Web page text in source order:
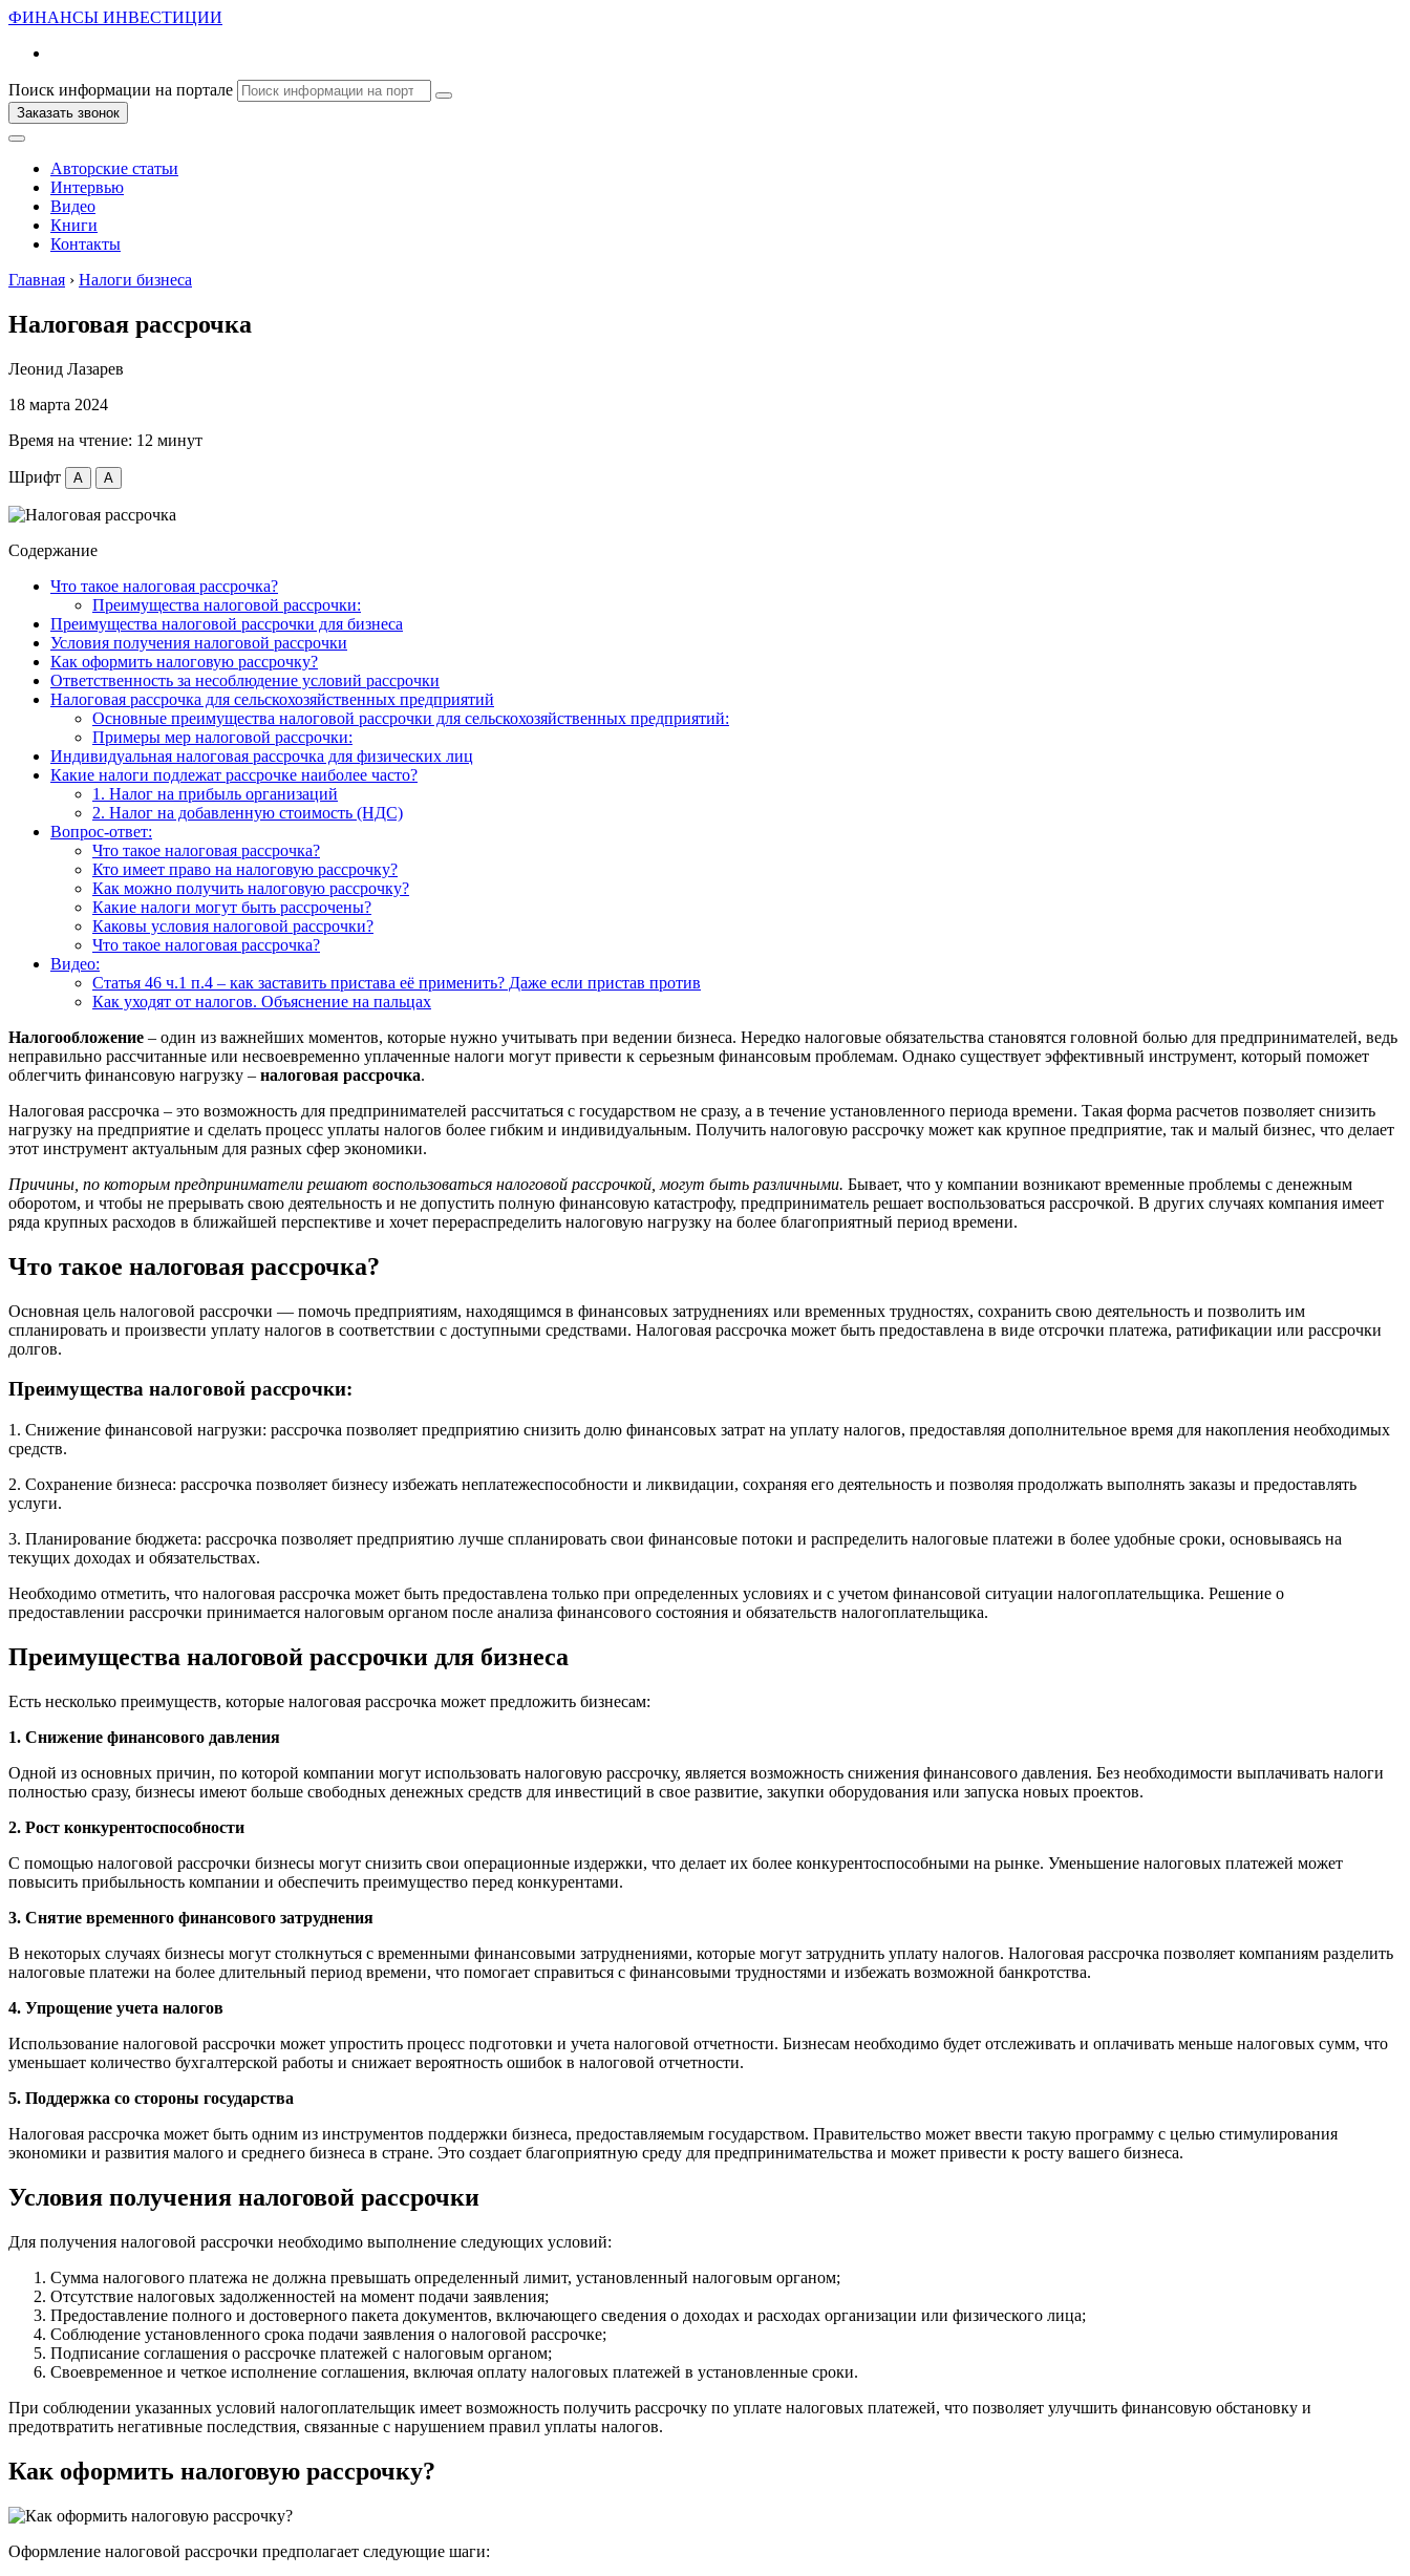
ФИНАНСЫ ИНВЕСТИЦИИ
Поиск информации на портале
Заказать звонок
Авторские статьи
Интервью
Видео
Книги
Контакты
Главная › Налоги бизнеса
Налоговая рассрочка
Леонид Лазарев
18 марта 2024
Время на чтение: 12 минут
Шрифт A A
Содержание
Что такое налоговая рассрочка?
Преимущества налоговой рассрочки:
Преимущества налоговой рассрочки для бизнеса
Условия получения налоговой рассрочки
Как оформить налоговую рассрочку?
Ответственность за несоблюдение условий рассрочки
Налоговая рассрочка для сельскохозяйственных предприятий
Основные преимущества налоговой рассрочки для сельскохозяйственных предприятий:
Примеры мер налоговой рассрочки:
Индивидуальная налоговая рассрочка для физических лиц
Какие налоги подлежат рассрочке наиболее часто?
1. Налог на прибыль организаций
2. Налог на добавленную стоимость (НДС)
Вопрос-ответ:
Что такое налоговая рассрочка?
Кто имеет право на налоговую рассрочку?
Как можно получить налоговую рассрочку?
Какие налоги могут быть рассрочены?
Каковы условия налоговой рассрочки?
Что такое налоговая рассрочка?
Видео:
Статья 46 ч.1 п.4 – как заставить пристава её применить? Даже если пристав против
Как уходят от налогов. Объяснение на пальцах
Налогообложение – один из важнейших моментов, которые нужно учитывать при ведении бизнеса. Нередко налоговые обязательства становятся головной болью для предпринимателей, ведь
неправильно рассчитанные или несвоевременно уплаченные налоги могут привести к серьезным финансовым проблемам. Однако существует эффективный инструмент, который поможет
облегчить финансовую нагрузку – налоговая рассрочка.
Налоговая рассрочка – это возможность для предпринимателей рассчитаться с государством не сразу, а в течение установленного периода времени. Такая форма расчетов позволяет снизить
нагрузку на предприятие и сделать процесс уплаты налогов более гибким и индивидуальным. Получить налоговую рассрочку может как крупное предприятие, так и малый бизнес, что делает
этот инструмент актуальным для разных сфер экономики.
Причины, по которым предприниматели решают воспользоваться налоговой рассрочкой, могут быть различными. Бывает, что у компании возникают временные проблемы с денежным
оборотом, и чтобы не прерывать свою деятельность и не допустить полную финансовую катастрофу, предприниматель решает воспользоваться рассрочкой. В других случаях компания имеет
ряда крупных расходов в ближайшей перспективе и хочет перераспределить налоговую нагрузку на более благоприятный период времени.
Что такое налоговая рассрочка?
Основная цель налоговой рассрочки — помочь предприятиям, находящимся в финансовых затруднениях или временных трудностях, сохранить свою деятельность и позволить им
спланировать и произвести уплату налогов в соответствии с доступными средствами. Налоговая рассрочка может быть предоставлена в виде отсрочки платежа, ратификации или рассрочки
долгов.
Преимущества налоговой рассрочки:
1. Снижение финансовой нагрузки: рассрочка позволяет предприятию снизить долю финансовых затрат на уплату налогов, предоставляя дополнительное время для накопления необходимых
средств.
2. Сохранение бизнеса: рассрочка позволяет бизнесу избежать неплатежеспособности и ликвидации, сохраняя его деятельность и позволяя продолжать выполнять заказы и предоставлять
услуги.
3. Планирование бюджета: рассрочка позволяет предприятию лучше спланировать свои финансовые потоки и распределить налоговые платежи в более удобные сроки, основываясь на
текущих доходах и обязательствах.
Необходимо отметить, что налоговая рассрочка может быть предоставлена только при определенных условиях и с учетом финансовой ситуации налогоплательщика. Решение о
предоставлении рассрочки принимается налоговым органом после анализа финансового состояния и обязательств налогоплательщика.
Преимущества налоговой рассрочки для бизнеса
Есть несколько преимуществ, которые налоговая рассрочка может предложить бизнесам:
1. Снижение финансового давления
Одной из основных причин, по которой компании могут использовать налоговую рассрочку, является возможность снижения финансового давления. Без необходимости выплачивать налоги
полностью сразу, бизнесы имеют больше свободных денежных средств для инвестиций в свое развитие, закупки оборудования или запуска новых проектов.
2. Рост конкурентоспособности
С помощью налоговой рассрочки бизнесы могут снизить свои операционные издержки, что делает их более конкурентоспособными на рынке. Уменьшение налоговых платежей может
повысить прибыльность компании и обеспечить преимущество перед конкурентами.
3. Снятие временного финансового затруднения
В некоторых случаях бизнесы могут столкнуться с временными финансовыми затруднениями, которые могут затруднить уплату налогов. Налоговая рассрочка позволяет компаниям разделить
налоговые платежи на более длительный период времени, что помогает справиться с финансовыми трудностями и избежать возможной банкротства.
4. Упрощение учета налогов
Использование налоговой рассрочки может упростить процесс подготовки и учета налоговой отчетности. Бизнесам необходимо будет отслеживать и оплачивать меньше налоговых сумм, что
уменьшает количество бухгалтерской работы и снижает вероятность ошибок в налоговой отчетности.
5. Поддержка со стороны государства
Налоговая рассрочка может быть одним из инструментов поддержки бизнеса, предоставляемым государством. Правительство может ввести такую программу с целью стимулирования
экономики и развития малого и среднего бизнеса в стране. Это создает благоприятную среду для предпринимательства и может привести к росту вашего бизнеса.
Условия получения налоговой рассрочки
Для получения налоговой рассрочки необходимо выполнение следующих условий:
Сумма налогового платежа не должна превышать определенный лимит, установленный налоговым органом;
Отсутствие налоговых задолженностей на момент подачи заявления;
Предоставление полного и достоверного пакета документов, включающего сведения о доходах и расходах организации или физического лица;
Соблюдение установленного срока подачи заявления о налоговой рассрочке;
Подписание соглашения о рассрочке платежей с налоговым органом;
Своевременное и четкое исполнение соглашения, включая оплату налоговых платежей в установленные сроки.
При соблюдении указанных условий налогоплательщик имеет возможность получить рассрочку по уплате налоговых платежей, что позволяет улучшить финансовую обстановку и
предотвратить негативные последствия, связанные с нарушением правил уплаты налогов.
Как оформить налоговую рассрочку?
Оформление налоговой рассрочки предполагает следующие шаги: